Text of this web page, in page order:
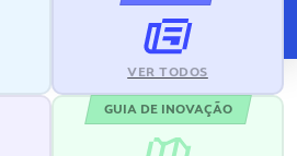
VER TODOS
GUIA DE INOVAÇÃO